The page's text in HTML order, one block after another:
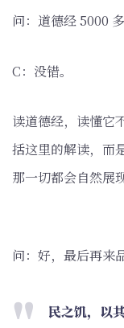
问：道德经 5000
C：没错。
读道德经，读懂它
括这里的解读，而
那一切都会自然展现
问：好，最后再
民之饥，以